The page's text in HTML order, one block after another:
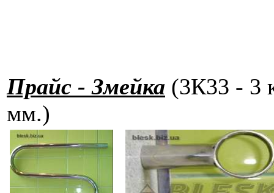
Прайс - Змейка (3К33 - 3
мм.)